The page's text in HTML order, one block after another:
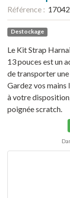
Référence :
Destockage
Le Kit Strap
13 pouces est un
de transporter
Gardez vos
à votre
poignée scratch.